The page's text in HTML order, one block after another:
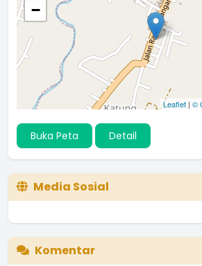
−
Leaflet | ©
Buka Peta Detail
Media Sosial
Komentar